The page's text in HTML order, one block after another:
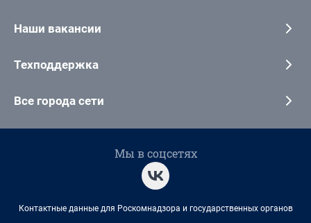
Наши вакансии
Техподдержка
Все города сети
Мы в соцсетях
Контактные данные для Роскомнадзора и государственных органов